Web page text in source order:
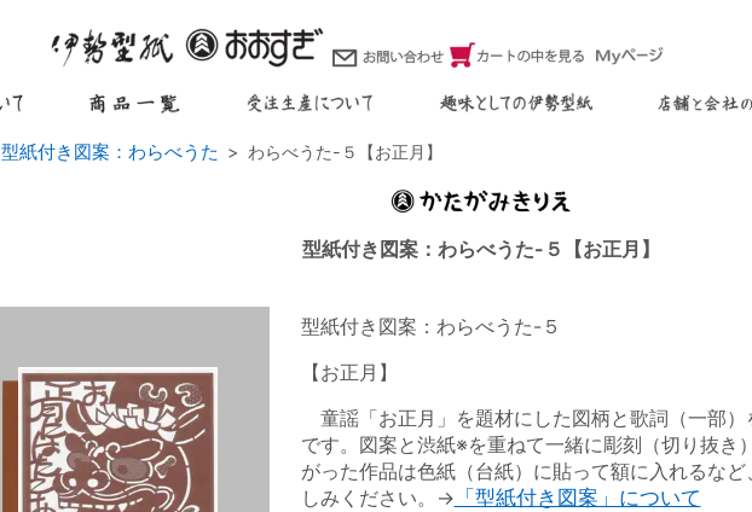
型紙付き図案：わらべうた わらべうた-５【お正月】
型紙付き図案：わらべうた-５【お正月】
型紙付き図案：わらべうた-５
【お正月】
童謡「お正月」を題材にした図柄と歌詞（一部
です。図案と渋紙※を重ねて一緒に彫刻（切り抜き
がった作品は色紙（台紙）に貼って額に入れるな
しみください。→ 「型紙付き図案」について